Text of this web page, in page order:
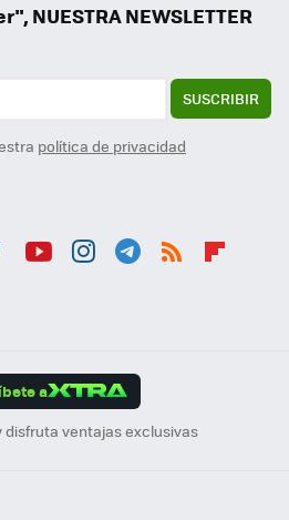
NUESTRA NEWSLETTER
SUSCRIBIR
política de privacidad
a
disfruta ventajas exclusivas